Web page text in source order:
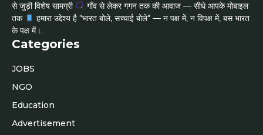
से जुड़ी विशेष सामग्री
गाँव से लेकर गगन तक की आवाज — सीधे आपके मोबाइल
तक
हमारा उद्देश्य है "भारत बोले, सच्चाई बोले" — न पक्ष में, न विपक्ष में, बस भारत
के पक्ष में।.
Categories
JOBS
NGO
Education
Advertisement